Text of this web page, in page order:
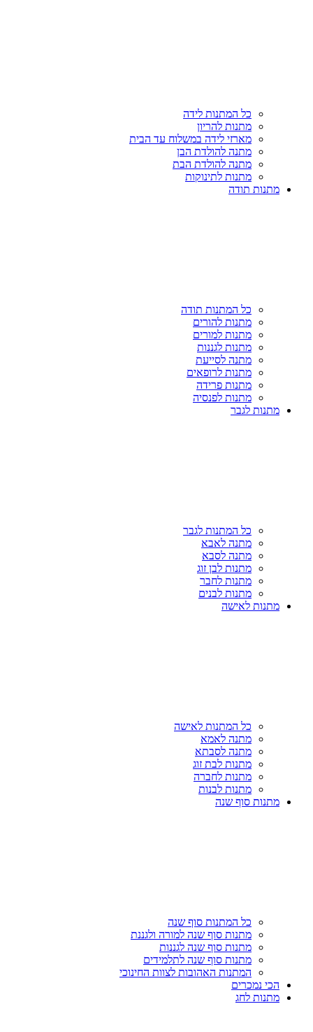
כל המתנות לידה
מתנות להריון
מארזי לידה במשלוח עד הבית
מתנה להולדת הבן
מתנה להולדת הבת
מתנות לתינוקות
מתנות תודה
כל המתנות תודה
מתנות להורים
מתנות למורים
מתנות לגננות
מתנה לסייעת
מתנות לרופאים
מתנות פרידה
מתנות לפנסיה
מתנות לגבר
כל המתנות לגבר
מתנה לאבא
מתנה לסבא
מתנות לבן זוג
מתנות לחבר
מתנות לבנים
מתנות לאישה
כל המתנות לאישה
מתנה לאמא
מתנה לסבתא
מתנות לבת זוג
מתנות לחברה
מתנות לבנות
מתנות סוף שנה
כל המתנות סוף שנה
מתנות סוף שנה למורה ולגננת
מתנות סוף שנה לגננות
מתנות סוף שנה לתלמידים
המתנות האהובות לצוות החינוכי
הכי נמכרים
מתנות לחג